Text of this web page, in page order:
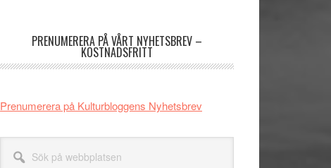
PRENUMERERA PÅ VÅRT NYHETSBREV –
KOSTNADSFRITT
Prenumerera på Kulturbloggens Nyhetsbrev